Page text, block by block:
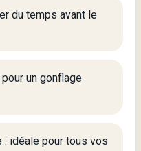
du temps avant le
un gonflage
: idéale pour tous vos